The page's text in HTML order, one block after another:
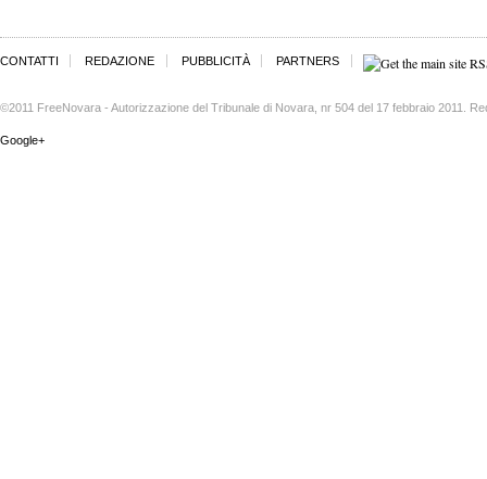
CONTATTI REDAZIONE PUBBLICITÀ PARTNERS
©2011 FreeNovara - Autorizzazione del Tribunale di Novara, nr 504 del 17 febbraio 2011.
Google+